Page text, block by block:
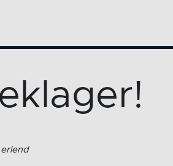
erlend